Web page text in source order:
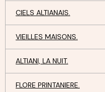
CIELS ALTIANAIS.
VIEILLES MAISONS.
ALTIANI, LA NUIT.
FLORE PRINTANIERE.